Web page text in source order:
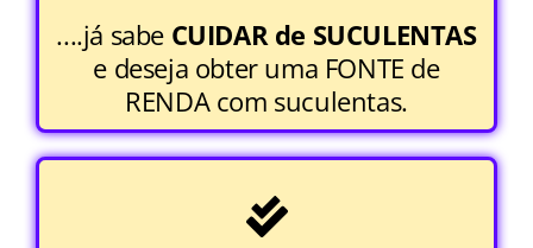
....já sabe CUIDAR de SUCULENTAS
e deseja obter uma FONTE de
RENDA com suculentas.